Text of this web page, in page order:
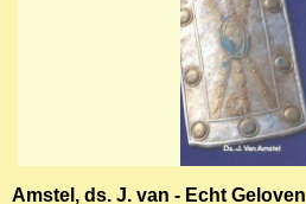
Amstel, ds. J. van - Echt Geloven